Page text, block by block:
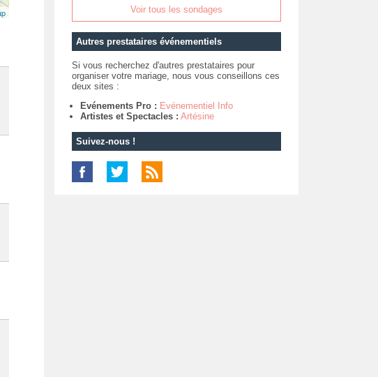
Voir tous les sondages
Autres prestataires événementiels
Si vous recherchez d'autres prestataires pour
organiser votre mariage, nous vous conseillons ces
deux sites :
Evénements Pro : Evénementiel Info
Artistes et Spectacles : Artésine
Suivez-nous !